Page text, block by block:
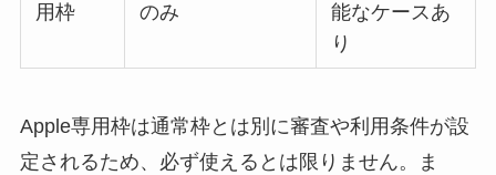
用枠
のみ
能なケースあ
り
Apple専用枠は通常枠とは別に審査や利用条件が設
定されるため、必ず使えるとは限りません。ま